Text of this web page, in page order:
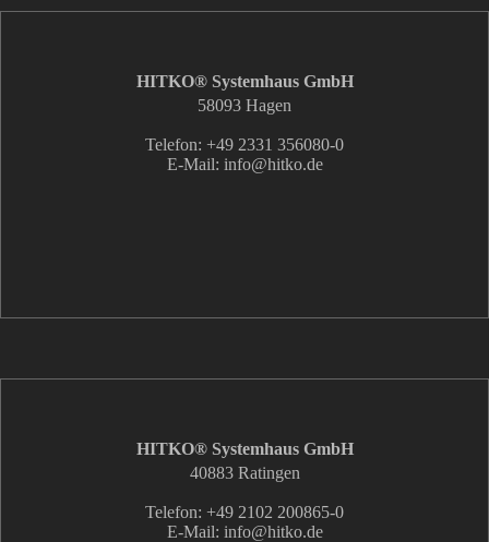
HITKO® Systemhaus GmbH
58093 Hagen
Telefon: +49 2331 356080-0
E-Mail: info@hitko.de
HITKO® Systemhaus GmbH
40883 Ratingen
Telefon: +49 2102 200865-0
E-Mail: info@hitko.de